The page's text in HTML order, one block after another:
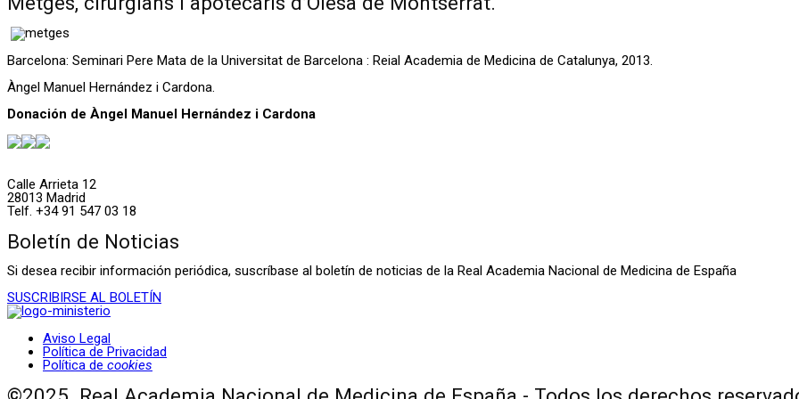
Barcelona: Seminari Pere Mata de la Universitat de Barcelona : Reial Academia de Medicina de Catalunya, 2013.
Àngel Manuel Hernández i Cardona.
Donación de Àngel Manuel Hernández i Cardona
Calle Arrieta 12
28013 Madrid
Telf. +34 91 547 03 18
Boletín de Noticias
Si desea recibir información periódica, suscríbase al boletín de noticias de la Real Academia Nacional de Medicina de España
SUSCRIBIRSE AL BOLETÍN
Aviso Legal
Política de Privacidad
Política de cookies